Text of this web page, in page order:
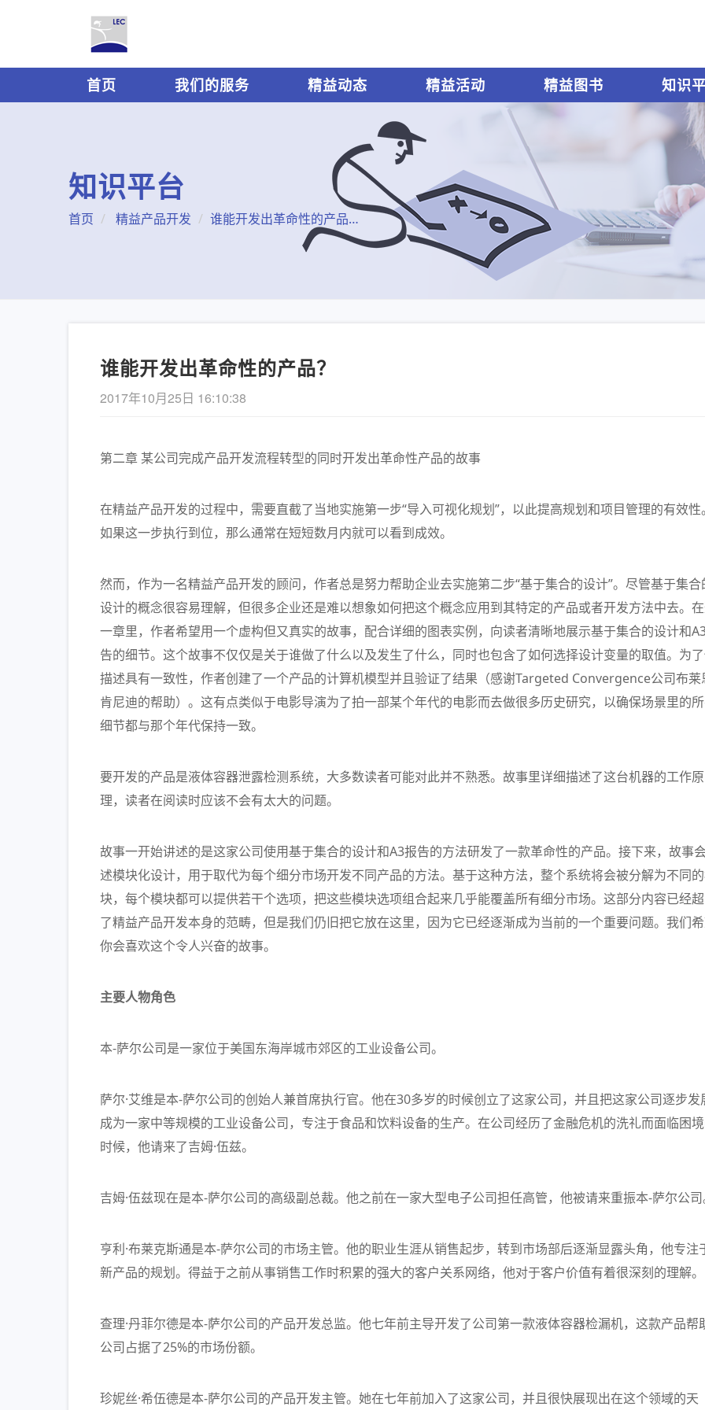
首页 我们的服务 精益动态 精益活动 精益图书 知识
知识平台
首页 精益产品开发 谁能开发出革命性的产品？
谁能开发出革命性的产品？
2017年10月25日 16:10:38
第二章 某公司完成产品开发流程转型的同时开发出革命性产品的故事
在精益产品开发的过程中，需要直截了当地实施第一步“导入可视化规划”，以此提高规划和项目管理的有效性。
如果这一步执行到位，那么通常在短短数月内就可以看到成效。
然而，作为一名精益产品开发的顾问，作者总是努力帮助企业去实施第二步“基于集合的设计”。尽管基于集合
设计的概念很容易理解，但很多企业还是难以想象如何把这个概念应用到其特定的产品或者开发方法中去。
一章里，作者希望用一个虚构但又真实的故事，配合详细的图表实例，向读者清晰地展示基于集合的设计和
告的细节。这个故事不仅仅是关于谁做了什么以及发生了什么，同时也包含了如何选择设计变量的取值。为
描述具有一致性，作者创建了一个产品的计算机模型并且验证了结果（感谢Targeted Convergence公司布莱
肯尼迪的帮助）。这有点类似于电影导演为了拍一部某个年代的电影而去做很多历史研究，以确保场景里的
细节都与那个年代保持一致。
要开发的产品是液体容器泄露检测系统，大多数读者可能对此并不熟悉。故事里详细描述了这台机器的工作原
理，读者在阅读时应该不会有太大的问题。
故事一开始讲述的是这家公司使用基于集合的设计和A3报告的方法研发了一款革命性的产品。接下来，故事
述模块化设计，用于取代为每个细分市场开发不同产品的方法。基于这种方法，整个系统将会被分解为不同
块，每个模块都可以提供若干个选项，把这些模块选项组合起来几乎能覆盖所有细分市场。这部分内容已经
了精益产品开发本身的范畴，但是我们仍旧把它放在这里，因为它已经逐渐成为当前的一个重要问题。我们
你会喜欢这个令人兴奋的故事。
主要人物角色
本-萨尔公司是一家位于美国东海岸城市郊区的工业设备公司。
萨尔·艾维是本-萨尔公司的创始人兼首席执行官。他在30多岁的时候创立了这家公司，并且把这家公司逐步发
成为一家中等规模的工业设备公司，专注于食品和饮料设备的生产。在公司经历了金融危机的洗礼而面临困
时候，他请来了吉姆·伍兹。
吉姆·伍兹现在是本-萨尔公司的高级副总裁。他之前在一家大型电子公司担任高管，他被请来重振本-萨尔公司
亨利·布莱克斯通是本-萨尔公司的市场主管。他的职业生涯从销售起步，转到市场部后逐渐显露头角，他专注
新产品的规划。得益于之前从事销售工作时积累的强大的客户关系网络，他对于客户价值有着很深刻的理解。
查理·丹菲尔德是本-萨尔公司的产品开发总监。他七年前主导开发了公司第一款液体容器检漏机，这款产品帮
公司占据了25%的市场份额。
珍妮丝·希伍德是本-萨尔公司的产品开发主管。她在七年前加入了这家公司，并且很快展现出在这个领域的天
《长安的荔枝》– 精益管理
的解读